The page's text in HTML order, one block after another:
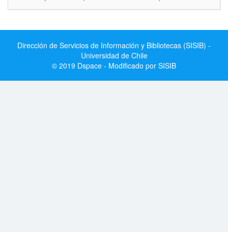
Dirección de Servicios de Información y Bibliotecas (SISIB) -
Universidad de Chile
© 2019 Dspace - Modificado por SISIB